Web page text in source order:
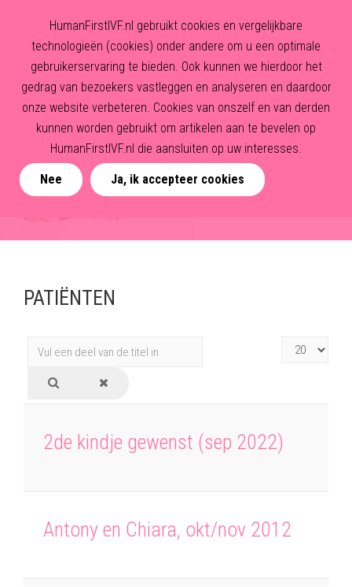
PATIËNTEN
Vul
deel
titel
Toon
2de kindje gewenst (sep 2022)
Antony en Chiara, okt/nov 2012
HumanFirstIVF.nl gebruikt cookies en vergelijkbare
technologieën (cookies) onder andere om u een optimale
gebruikerservaring te bieden. Ook kunnen we hierdoor het
gedrag van bezoekers vastleggen en analyseren en daardoor
onze website verbeteren. Cookies van onszelf en van derden
kunnen worden gebruikt om artikelen aan te bevelen op
HumanFirstIVF.nl die aansluiten op uw interesses.
Nee Ja, ik accepteer cookies